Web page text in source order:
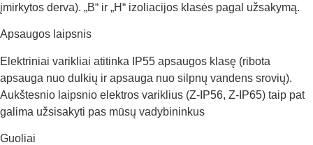
įmirkytos derva). „B“ ir „H“ izoliacijos klasės pagal užsakymą.
Apsaugos laipsnis
Elektriniai varikliai atitinka IP55 apsaugos klasę (ribota
apsauga nuo dulkių ir apsauga nuo silpnų vandens srovių).
Aukštesnio laipsnio elektros variklius (Z-IP56, Z-IP65) taip pat
galima užsisakyti pas mūsų vadybininkus
Guoliai